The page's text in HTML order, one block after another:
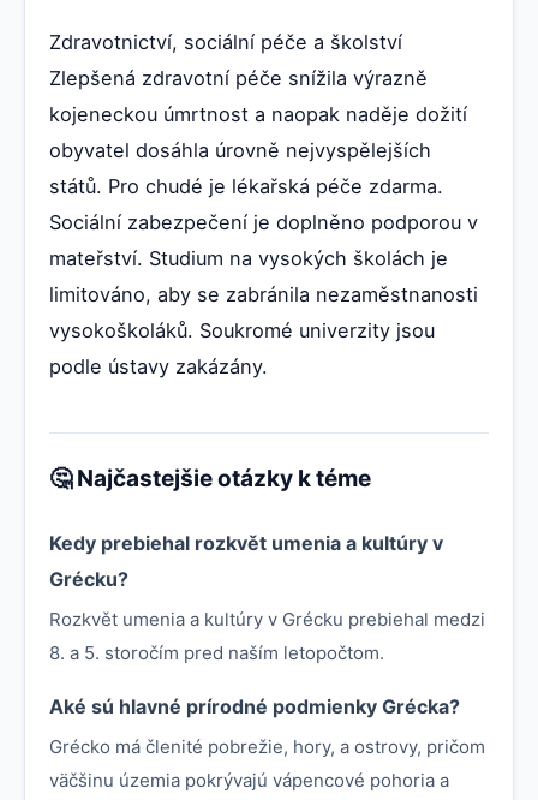
Zdravotnictví, sociální péče a školství
Zlepšená zdravotní péče snížila výrazně
kojeneckou úmrtnost a naopak naděje dožití
obyvatel dosáhla úrovně nejvyspělejších
států. Pro chudé je lékařská péče zdarma.
Sociální zabezpečení je doplněno podporou v
mateřství. Studium na vysokých školách je
limitováno, aby se zabránila nezaměstnanosti
vysokoškoláků. Soukromé univerzity jsou
podle ústavy zakázány.
🤔 Najčastejšie otázky k téme
Kedy prebiehal rozkvět umenia a kultúry v
Grécku?
Rozkvět umenia a kultúry v Grécku prebiehal medzi
8. a 5. storočím pred naším letopočtom.
Aké sú hlavné prírodné podmienky Grécka?
Grécko má členité pobrežie, hory, a ostrovy, pričom
väčšinu územia pokrývajú vápencové pohoria a